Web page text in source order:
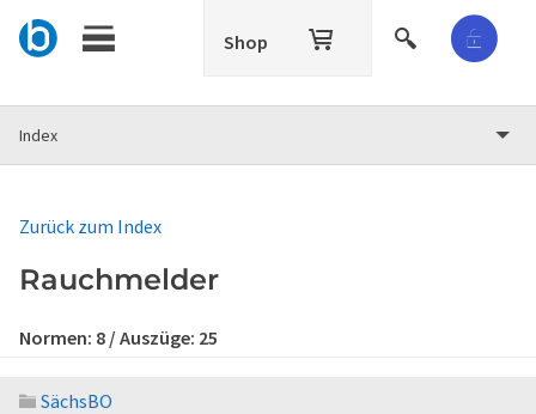
Shop
Index
Zurück zum Index
Rauchmelder
Normen: 8 / Auszüge: 25
SächsBO